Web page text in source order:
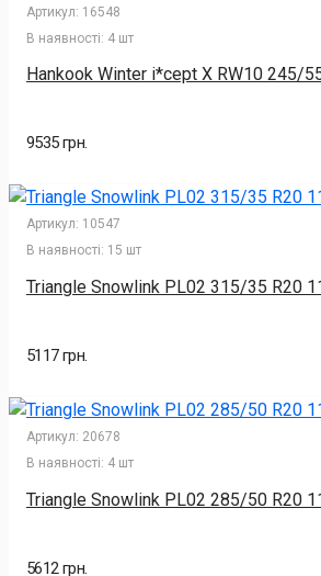
Артикул: 16548
В наявності: 4 шт
Hankook Winter i*cept X RW10 245/
9535 грн.
Артикул: 10547
В наявності: 15 шт
Triangle Snowlink PL02 315/35 R20
5117 грн.
Артикул: 20678
В наявності: 4 шт
Triangle Snowlink PL02 285/50 R20
5612 грн.